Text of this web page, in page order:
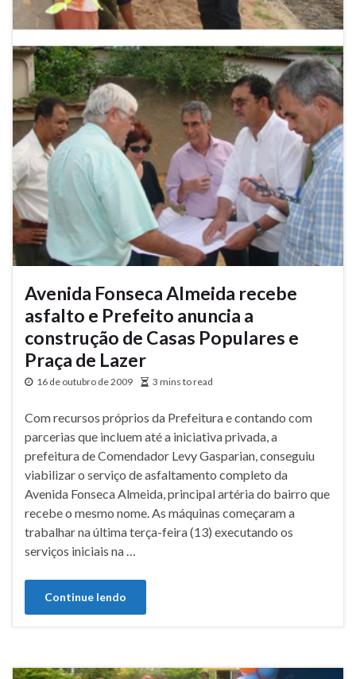
Avenida Fonseca Almeida recebe
asfalto e Prefeito anuncia a
construção de Casas Populares e
Praça de Lazer
16 de outubro de 2009 3 mins to read
Com recursos próprios da Prefeitura e contando com
parcerias que incluem até a iniciativa privada, a
prefeitura de Comendador Levy Gasparian, conseguiu
viabilizar o serviço de asfaltamento completo da
Avenida Fonseca Almeida, principal artéria do bairro que
recebe o mesmo nome. As máquinas começaram a
trabalhar na última terça-feira (13) executando os
serviços iniciais na …
Continue lendo